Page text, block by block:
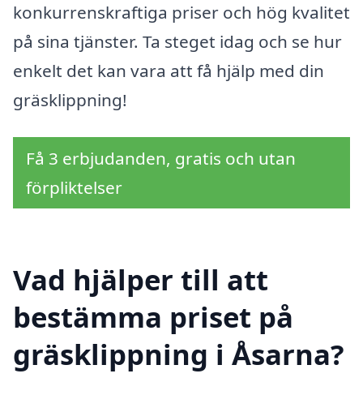
konkurrenskraftiga priser och hög kvalitet
på sina tjänster. Ta steget idag och se hur
enkelt det kan vara att få hjälp med din
gräsklippning!
Få 3 erbjudanden, gratis och utan
förpliktelser
Vad hjälper till att
bestämma priset på
gräsklippning i Åsarna?